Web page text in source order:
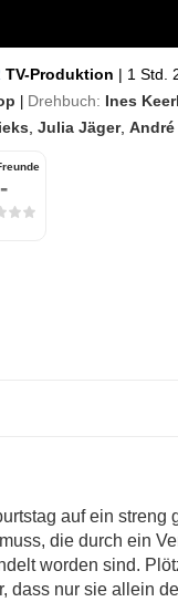
TV-Produktion | 1 Std.
| Drehbuch: Ines Keerl
Julia Jäger, André
auf ein streng
die durch ein
worden sind.
dass nur sie allein